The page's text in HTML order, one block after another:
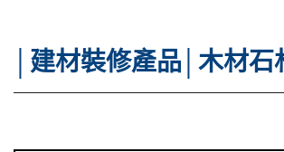
│建材裝修產品│木材石